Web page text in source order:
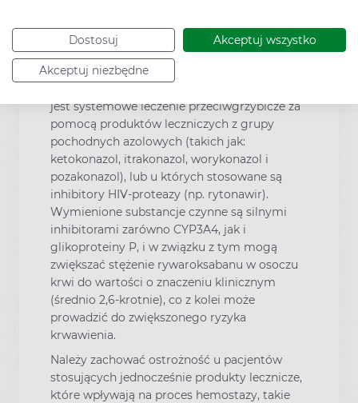
Dostosuj Akceptuj wszystko
Akceptuj niezbędne
Interakcje z innymi produktami leczniczymi
Nie zaleca się stosowania Xarelto u
jest systemowe leczenie przeciwgrzybicze za
pomocą produktów leczniczych z grupy
pochodnych azolowych (takich jak:
ketokonazol, itrakonazol, worykonazol i
pozakonazol), lub u których stosowane są
inhibitory HIV-proteazy (np. rytonawir).
Wymienione substancje czynne są silnymi
inhibitorami zarówno CYP3A4, jak i
glikoproteiny P, i w związku z tym mogą
zwiększać stężenie rywaroksabanu w osoczu
krwi do wartości o znaczeniu klinicznym
(średnio 2,6-krotnie), co z kolei może
prowadzić do zwiększonego ryzyka
krwawienia.
Należy zachować ostrożność u pacjentów
stosujących jednocześnie produkty lecznicze,
które wpływają na proces hemostazy, takie